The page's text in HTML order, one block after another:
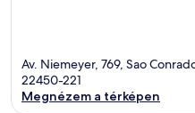
Av. Niemeyer, 769, Sao
22450-221
Megnézem a térképen